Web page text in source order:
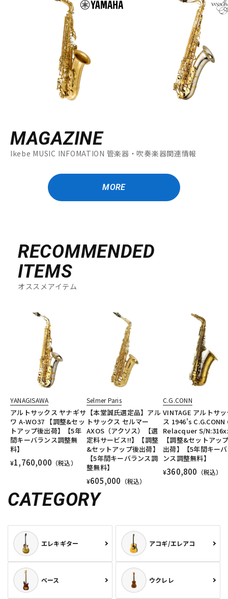
MAGAZINE
Ikebe MUSIC INFOMATION 管楽器・吹奏楽器関連情報
MORE
RECOMMENDED
ITEMS
オススメアイテム
YANAGISAWA
アルトサックス ヤナギサ
ワ A-WO37 【調整&セッ
トアップ後出荷】【5年
間キーバランス調整無
料】
¥1,760,000 （税込）
Selmer Paris
【本堂誠氏選定品】アル
トサックス セルマー
AXOS（アクソス）【選
定料サービス!!】【調整
&セットアップ後出荷】
【5年間キーバランス調
整無料】
¥605,000 （税込）
C.G.CONN
VINTAGE アルトサ
ス 1946's C.G.CONN
Relacquer S/
【調整&セットアッ
出荷】【5年間キー
ンス調整無料】
¥360,800 （税込）
CATEGORY
エレキギター アコギ/エレアコ
ベース ウクレレ